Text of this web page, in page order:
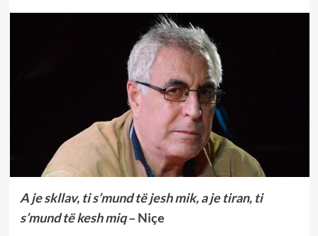
A je skllav, ti s’mund të jesh mik, a je tiran, ti
s’mund të kesh miq– Niçe